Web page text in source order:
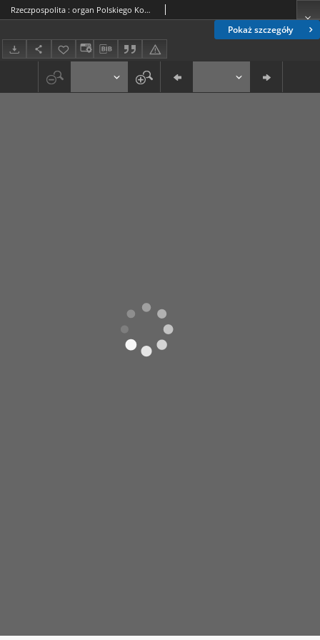
Pokaż szczegóły
Rzeczpospolita : organ Polskiego Komitetu Wyzwolenia Narodowego. Dodatek nadzwyczajny (31 grudnia 1944)